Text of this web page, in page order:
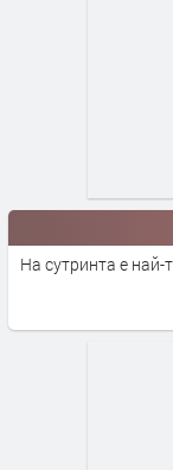
На сутринта е най-